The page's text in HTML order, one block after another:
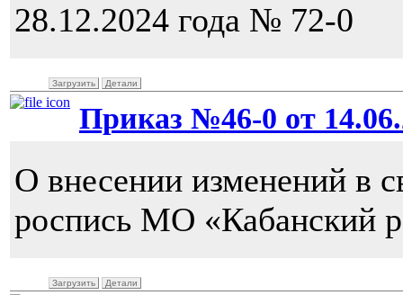
28.12.2024 года № 72-0
Загрузить Детали
Приказ №46-0 от
О внесении изменений в
роспись МО «Кабанский
Загрузить Детали